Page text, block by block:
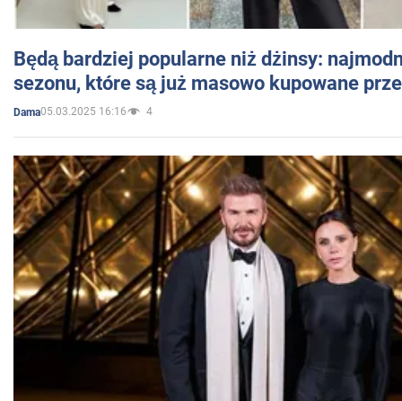
Będą bardziej popularne niż dżinsy:
sezonu, które są już masowo kupowane
Dama05.03.2025 16:16 4